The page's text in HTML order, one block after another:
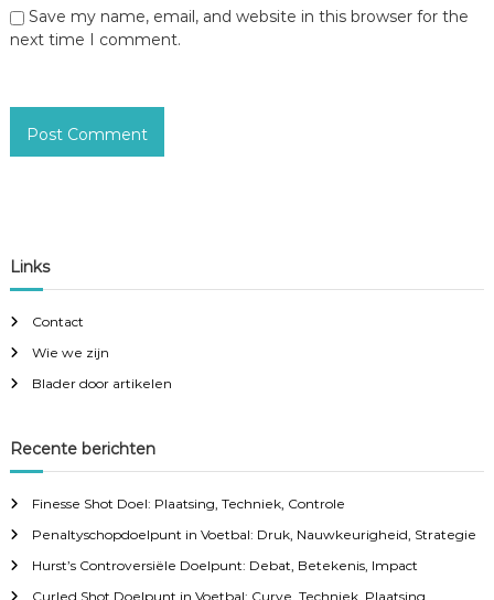
Save my name, email, and website in this browser for the
next time I comment.
Links
Contact
Wie we zijn
Blader door artikelen
Recente berichten
Finesse Shot Doel: Plaatsing, Techniek, Controle
Penaltyschopdoelpunt in Voetbal: Druk, Nauwkeurigheid, Strategie
Hurst’s Controversiële Doelpunt: Debat, Betekenis, Impact
Curled Shot Doelpunt in Voetbal: Curve, Techniek, Plaatsing